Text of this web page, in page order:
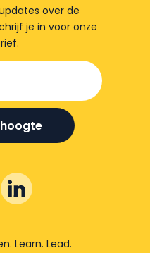
over de
je in voor onze
Learn. Lead.